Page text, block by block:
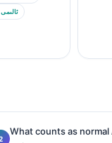
Google ئالىمى
What counts as normal